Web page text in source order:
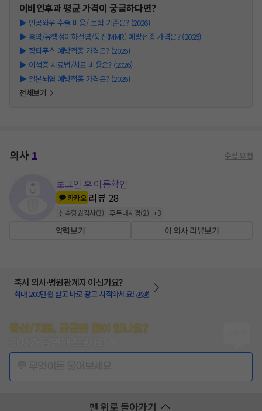
이비인후과평균 가격이 궁금하다면?
▶ 인공와우 수술 비용/ 보험 기준은? (2026)
▶ 홍역/유행성이하선염/풍진(MMR) 예방접종 가격은? (2026)
▶ 장티푸스 예방접종 가격은? (2026)
▶ 이석증 치료법/치료 비용은? (2026)
▶ 일본뇌염 예방접종 가격은? (2026)
전체보기
의사1 수정 요청
로그인 후 이름확인
카카오 리뷰 28
신속항원검사(3) 후두내시경(2) +3
약력보기 이 의사 리뷰보기
혹시 의사·병원관계자 이신가요?
최대 200만원 받고 바로 광고 시작하세요! 💰💰
증상/치료, 궁금한 점이 있나요?
맨 위로 돌아가기